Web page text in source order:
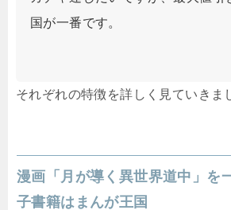
国が一番です。
それぞれの特徴を詳しく見ていきま
漫画「月が導く異世界道中」を
子書籍はまんが王国